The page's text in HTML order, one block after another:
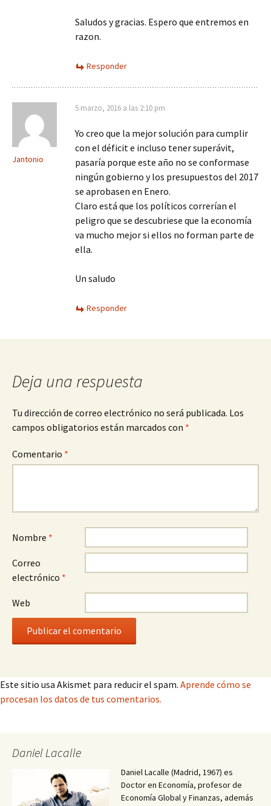
Saludos y gracias. Espero que entremos en
razon.
Responder
Jantonio
5 marzo, 2016 a las 2:10 pm
Yo creo que la mejor solución para cumplir
con el déficit e incluso tener superávit,
pasaría porque este año no se conformase
ningún gobierno y los presupuestos del 2017
se aprobasen en Enero.
Claro está que los políticos correrían el
peligro que se descubriese que la economía
va mucho mejor si ellos no forman parte de
ella.
Un saludo
Responder
Deja una respuesta
Tu dirección de correo electrónico no será publicada. Los
campos obligatorios están marcados con *
Comentario *
Nombre *
Correo
electrónico *
Web
Este sitio usa Akismet para reducir el spam. Aprende cómo se
procesan los datos de tus comentarios.
Daniel Lacalle
Daniel Lacalle (Madrid, 1967) es
Doctor en Economía, profesor de
Economía Global y Finanzas, además